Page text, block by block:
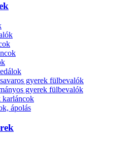
gyerek fülbevalók
gyerek fülbevalók
karláncok
ápolás